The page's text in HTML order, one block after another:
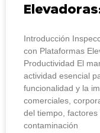
Introducción
con Plataformas
Productividad El
actividad esencial
funcionalidad y la
comerciales,
del tiempo,
contaminación